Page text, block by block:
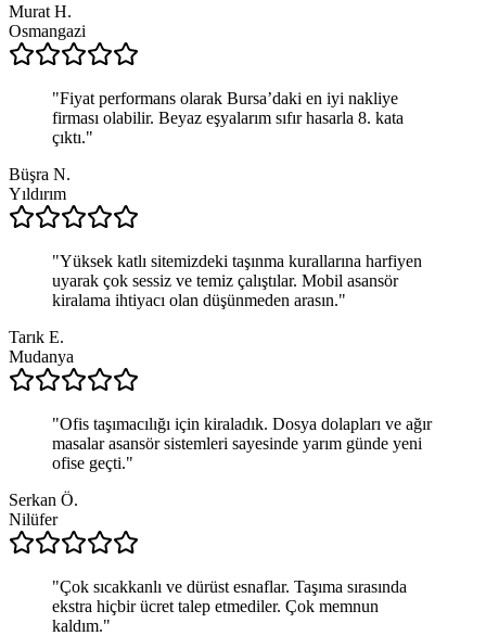
Murat H.
Osmangazi
"Fiyat performans olarak Bursa’daki en iyi nakliye
firması olabilir. Beyaz eşyalarım sıfır hasarla 8. kata
çıktı."
Büşra N.
Yıldırım
"Yüksek katlı sitemizdeki taşınma kurallarına harfiyen
uyarak çok sessiz ve temiz çalıştılar. Mobil asansör
kiralama ihtiyacı olan düşünmeden arasın."
Tarık E.
Mudanya
"Ofis taşımacılığı için kiraladık. Dosya dolapları ve ağır
masalar asansör sistemleri sayesinde yarım günde yeni
ofise geçti."
Serkan Ö.
Nilüfer
"Çok sıcakkanlı ve dürüst esnaflar. Taşıma sırasında
ekstra hiçbir ücret talep etmediler. Çok memnun
kaldım."